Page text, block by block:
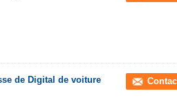
de Digital de voiture